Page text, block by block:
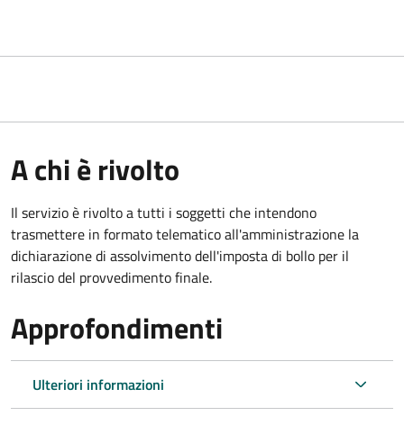
A chi è rivolto
Il servizio è rivolto a tutti i soggetti che intendono
trasmettere in formato telematico all'amministrazione la
dichiarazione di assolvimento dell'imposta di bollo per il
rilascio del provvedimento finale.
Approfondimenti
Ulteriori informazioni